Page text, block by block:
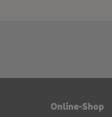
Online-Shop